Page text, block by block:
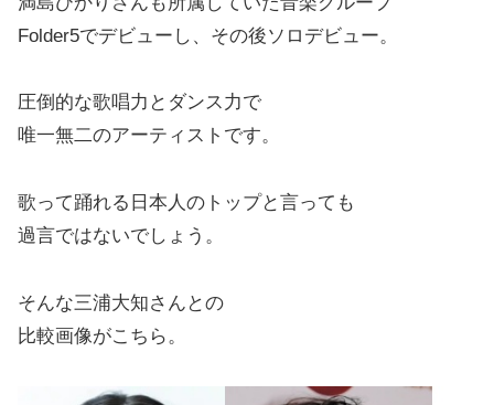
Folder5でデビューし、その後ソロデビュー。
圧倒的な歌唱力とダンス力で
唯一無二のアーティストです。
歌って踊れる日本人のトップと言っても
過言ではないでしょう。
そんな三浦大知さんとの
比較画像がこちら。